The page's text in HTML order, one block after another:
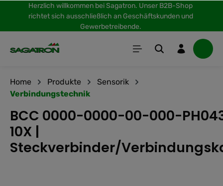
springen
Herzlich willkommen bei Sagatron. Unser B2B-Shop
richtet sich ausschließlich an Geschäftskunden und
Gewerbetreibende.
Home Produkte
Sensorik
Verbindungstechnik
BCC 0000-0000-00-000-
10X |
Steckverbinder/